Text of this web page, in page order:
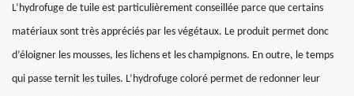
L’hydrofuge de tuile est particulièrement conseillée parce que certains
matériaux sont très appréciés par les végétaux. Le produit permet donc
d’éloigner les mousses, les lichens et les champignons. En outre, le temps
qui passe ternit les tuiles. L’hydrofuge coloré permet de redonner leur